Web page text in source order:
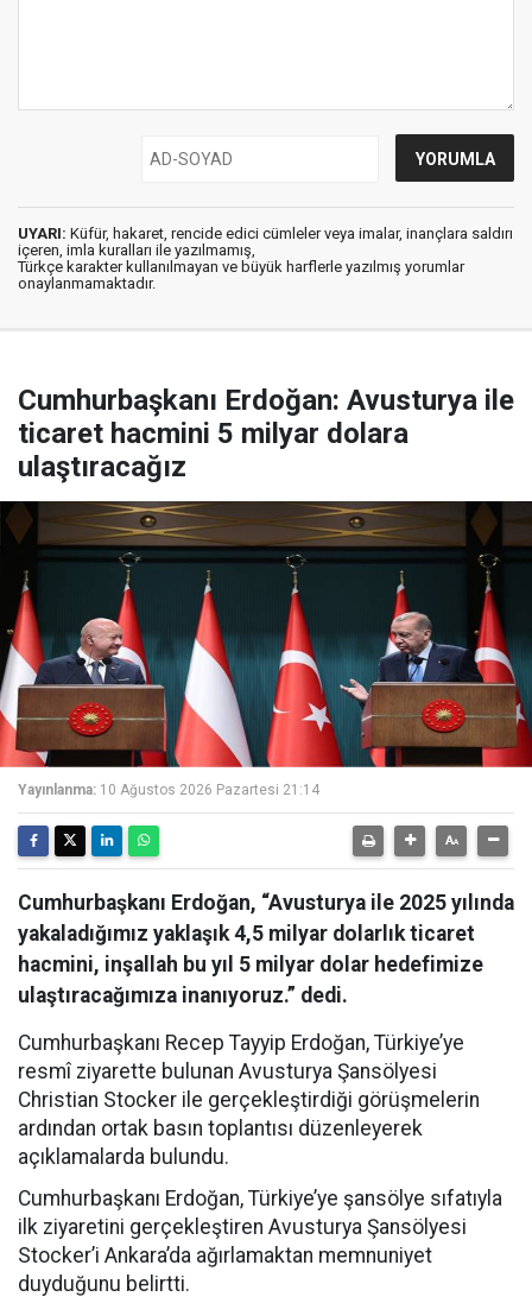
UYARI: Küfür, hakaret, rencide edici cümleler veya imalar, inançlara saldırı
içeren, imla kuralları ile yazılmamış,
Türkçe karakter kullanılmayan ve büyük harflerle yazılmış yorumlar
onaylanmamaktadır.
Cumhurbaşkanı Erdoğan: Avusturya ile
ticaret hacmini 5 milyar dolara
ulaştıracağız
Yayınlanma: 10 Ağustos 2026 Pazartesi 21:14
Cumhurbaşkanı Erdoğan, “Avusturya ile 2025 yılında
yakaladığımız yaklaşık 4,5 milyar dolarlık ticaret
hacmini, inşallah bu yıl 5 milyar dolar hedefimize
ulaştıracağımıza inanıyoruz.” dedi.
Cumhurbaşkanı Recep Tayyip Erdoğan, Türkiye’ye
resmî ziyarette bulunan Avusturya Şansölyesi
Christian Stocker ile gerçekleştirdiği görüşmelerin
ardından ortak basın toplantısı düzenleyerek
açıklamalarda bulundu.
Cumhurbaşkanı Erdoğan, Türkiye’ye şansölye sıfatıyla
ilk ziyaretini gerçekleştiren Avusturya Şansölyesi
Stocker’i Ankara’da ağırlamaktan memnuniyet
duyduğunu belirtti.